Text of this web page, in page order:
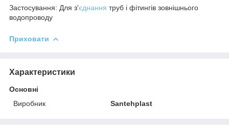
Застосування: Для з'єднання труб і фітингів зовнішнього
водопроводу
Приховати
Характеристики
Основні
Виробник
Santehplast